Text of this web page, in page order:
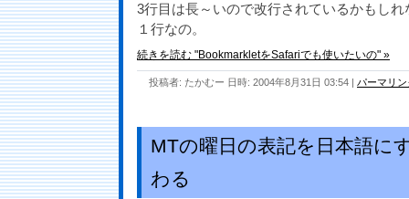
3行目は長～いので改行されているかもし
１行なの。
続きを読む "BookmarkletをSafariでも使いたいの" »
投稿者: たかむー 日時: 2004年8月31日 03:54 | パーマリン
MTの曜日の表記を日本語に
わる